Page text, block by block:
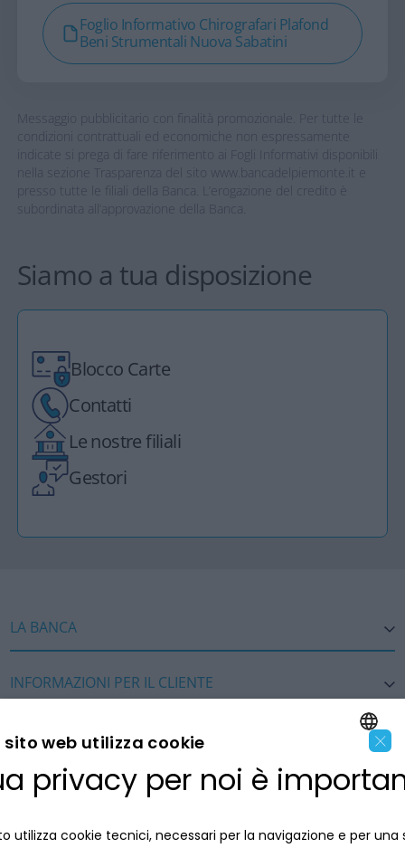
Foglio Informativo Chirografari Plafond
Beni Strumentali Nuova Sabatini
Messaggio pubblicitario con finalità promozionale. Per tutte le
condizioni contrattuali ed economiche non espressamente
indicate si prega di fare riferimento ai Fogli Informativi disponibili
nella sezione Trasparenza del sito www.bancadelpiemonte.it e
presso tutte le filiali della Banca. L’erogazione del credito è
subordinata all’approvazione della Banca.
Siamo a tua disposizione
Blocco Carte
Contatti
Le nostre filiali
Gestori
LA BANCA
Lavora con noi
Numeri utili
INFORMAZIONI PER IL CLIENTE
Privacy
La tua scelta sui cookies
Informativa al pubblico
ACCESSIBILITÀ E APP
SEGUICI SUI SOCIAL
ENGLISH
×
sito web utilizza cookie
privacy per noi è
utilizza cookie tecnici, necessari per la navigazione e per una